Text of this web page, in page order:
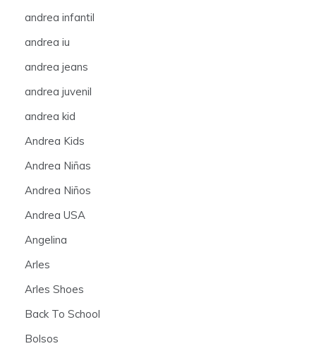
andrea infantil
andrea iu
andrea jeans
andrea juvenil
andrea kid
Andrea Kids
Andrea Niñas
Andrea Niños
Andrea USA
Angelina
Arles
Arles Shoes
Back To School
Bolsos